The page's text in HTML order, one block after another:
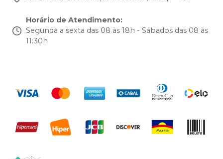
Horário de Atendimento:
Segunda a sexta das 08 às 18h - Sábados das 08 às
11:30h